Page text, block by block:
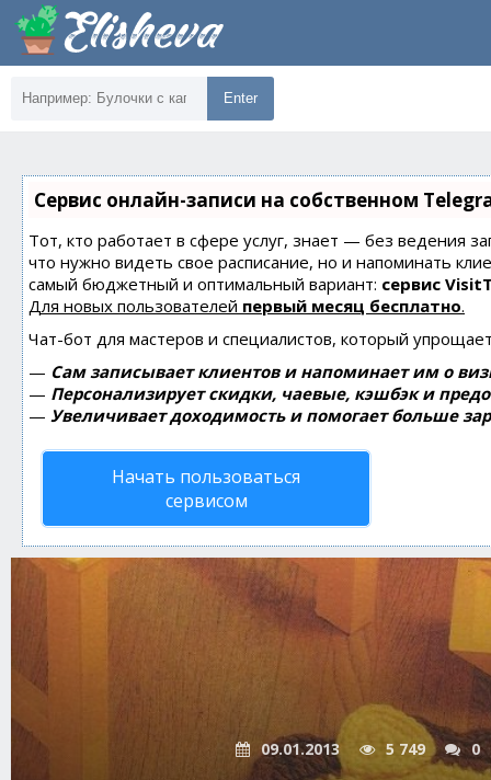
Enter
Сервис онлайн-записи на собственном
Тот, кто работает в сфере услуг, знает — без ведения
что нужно видеть свое расписание, но и напоминать
самый бюджетный и оптимальный вариант: сервис
Для новых пользователей первый месяц бесплатно.
Чат-бот для мастеров и специалистов, который
— Сам записывает клиентов и напоминает им о
— Персонализирует скидки, чаевые, кэшбэк и
— Увеличивает доходимость и помогает больше
Начать пользоваться
сервисом
09.01.2013 5 749 0